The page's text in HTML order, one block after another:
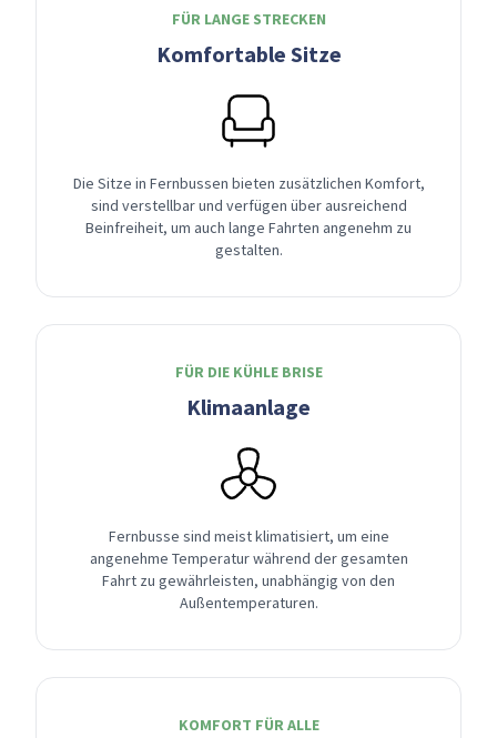
FÜR LANGE STRECKEN
Komfortable Sitze
Die Sitze in Fernbussen bieten zusätzlichen Komfort,
sind verstellbar und verfügen über ausreichend
Beinfreiheit, um auch lange Fahrten angenehm zu
gestalten.
FÜR DIE KÜHLE BRISE
Klimaanlage
Fernbusse sind meist klimatisiert, um eine
angenehme Temperatur während der gesamten
Fahrt zu gewährleisten, unabhängig von den
Außentemperaturen.
KOMFORT FÜR ALLE